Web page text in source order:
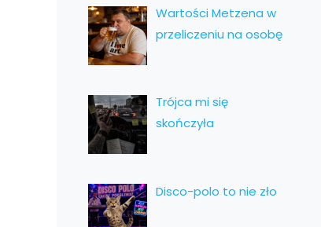
Wartości Metzena w
przeliczeniu na osobę
Trójca mi się
skończyła
Disco-polo to nie zło